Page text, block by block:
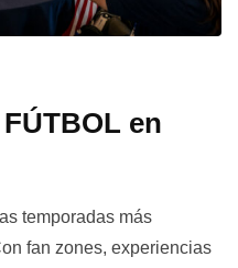
en
temporadas más
fan zones, experiencias